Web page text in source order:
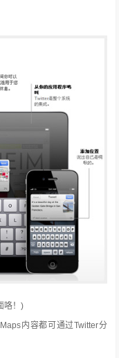
咯！)
内容都可通过Twitter分